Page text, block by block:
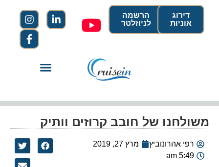
הרשמה
לניוזלטר
דירוג
אוניות
משולחנו של חובב קרוזים וותיק
רפי אהרונוביץ
מרץ 27, 2019
5:49 am